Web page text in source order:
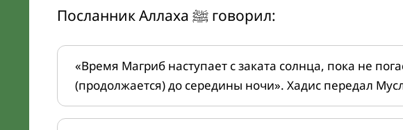
Посланник Аллаха ﷺ говорил:
«Время Магриб наступает с заката солнца, пока не
(продолжается) до середины ночи». Хадис передал